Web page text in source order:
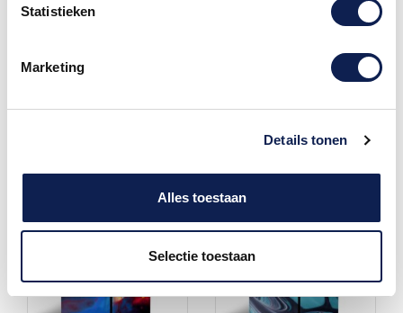
Statistieken
Marketing
Details tonen
Alles toestaan
Selectie toestaan
Console Skin Rosey heeft
een perfecte pasvorm en is
€ 29,95
Console Skin Shades heeft
een perfecte pasvorm en is
voorzien van een luxe matte